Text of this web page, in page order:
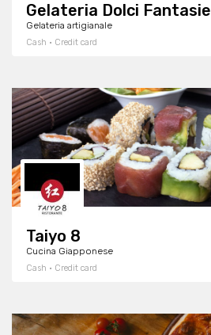
Gelateria Dolci Fantasie
Gelateria artigianale
Cash · Credit card
Taiyo 8
Cucina Giapponese
Cash · Credit card